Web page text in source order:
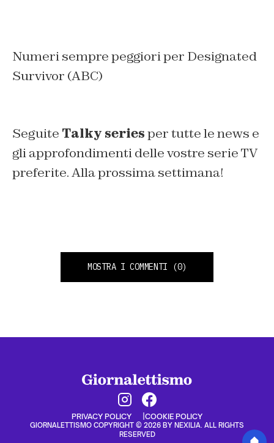
Numeri sempre peggiori per Designated
Survivor (ABC)
Seguite Talky seriesper tutte le news e
gli approfondimenti delle vostre serie TV
preferite. Alla prossima settimana!
MOSTRA I COMMENTI (0)
PRIVACY POLICY COOKIE POLICY
GIORNALETTISMO COPYRIGHT © 2026 BY NEXILIA. ALL RIGHTS
RESERVED